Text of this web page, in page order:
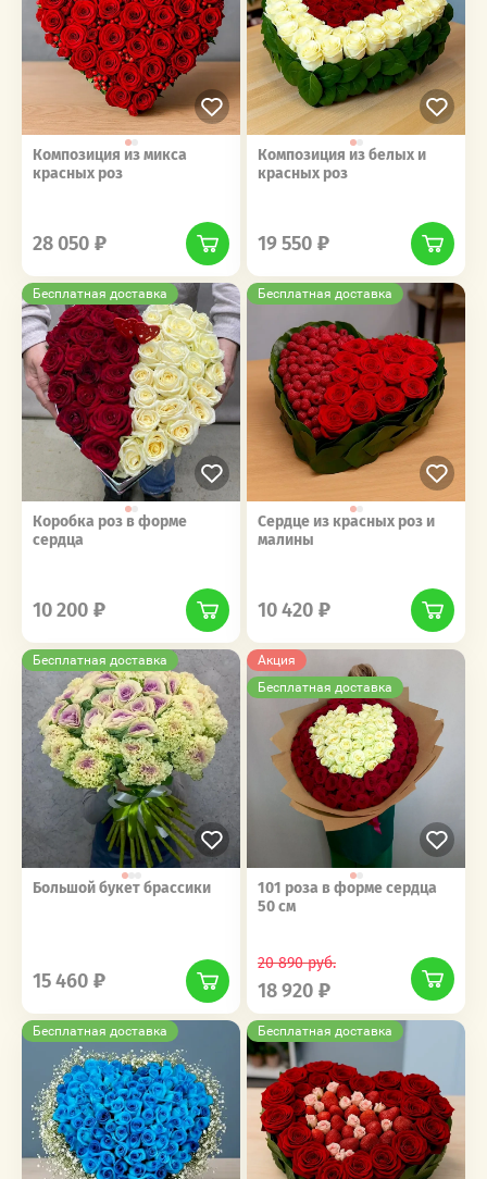
Композиция из микса
красных роз
28 050
Композиция из белых и
красных роз
19 550
Бесплатная доставка
Коробка роз в форме
сердца
10 200
Бесплатная доставка
Сердце из красных роз и
малины
10 420
Бесплатная доставка
Большой букет брассики
15 460
Акция
Бесплатная доставка
101 роза в форме сердца
50 см
20 890руб.
18 920
Бесплатная доставка Бесплатная доставка